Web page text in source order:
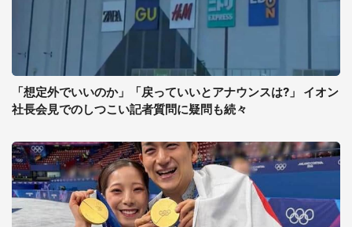
「想定外でいいのか」「戻っていいとアナウンスは?」 イオン
社長会見でのしつこい記者質問に疑問も続々